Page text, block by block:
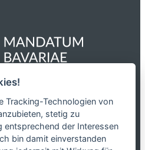
Tracking-Technologien von
stetig zu
entsprechend der Interessen
bin damit einverstanden